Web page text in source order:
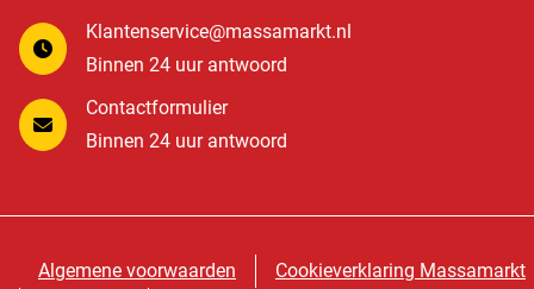
Klantenservice@massamarkt.nl
Binnen 24 uur antwoord
Contactformulier
Binnen 24 uur antwoord
Algemene voorwaarden
Cookieverklaring Massamarkt